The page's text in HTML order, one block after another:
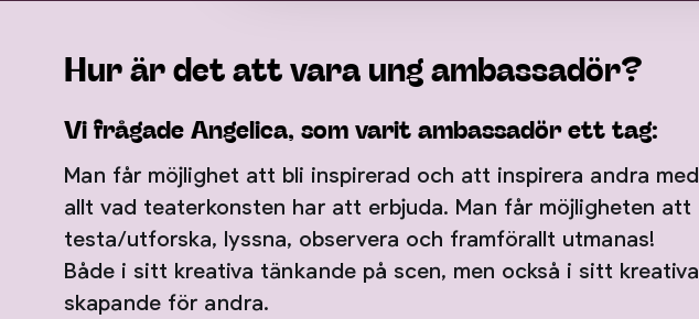
Hur är det att vara ung ambassadör?
Vi frågade Angelica, som varit ambassadör ett tag:
Man får möjlighet att bli inspirerad och att inspirera andra med
allt vad teaterkonsten har att erbjuda. Man får möjligheten att
testa/utforska, lyssna, observera och framförallt utmanas!
Både i sitt kreativa tänkande på scen, men också i sitt kreativa
skapande för andra.